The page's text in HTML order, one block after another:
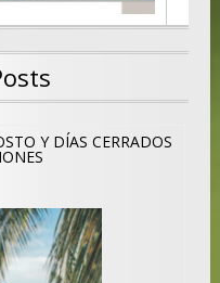
Y DÍAS CERRADOS